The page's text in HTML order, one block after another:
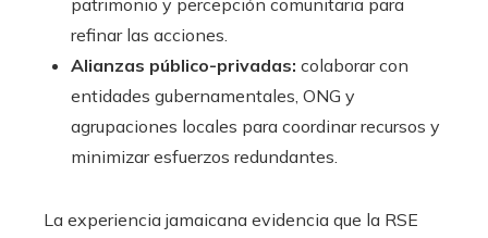
patrimonio y percepción comunitaria para
refinar las acciones.
Alianzas público-privadas: colaborar con
entidades gubernamentales, ONG y
agrupaciones locales para coordinar recursos y
minimizar esfuerzos redundantes.
La experiencia jamaicana evidencia que la RSE